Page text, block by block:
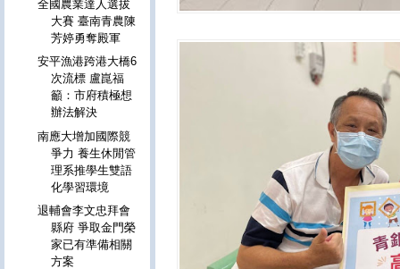
全國農業達人選拔
大賽 臺南青農陳
芳婷勇奪殿軍
安平漁港跨港大橋6
次流標 盧崑福
籲：市府積極想
辦法解決
南應大增加國際競
爭力 養生休閒管
理系推學生雙語
化學習環境
退輔會李文忠拜會
縣府 爭取金門榮
家已有準備相關
方案